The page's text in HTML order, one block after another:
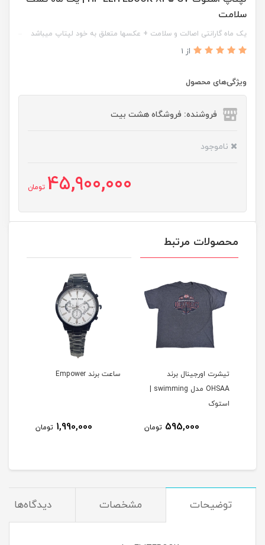
سلامت
یک ماه گارانتی اصالت و سلامت + عکسها متعلق به خود لپتاپ میباشد
از 1
ویژگی‌های محصول
فروشنده: فروشگاه هشت بیت
ناموجود
45,900,000 تومان
محصولات مرتبط
تیشرت اورجینال برند
استوک
595,000 تومان
ساعت برند Empower
1,990,000 تومان
توضیحات مشخصات دیدگاه‌ها